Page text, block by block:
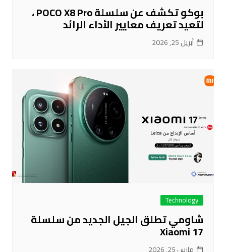
بوكو تكشف عن سلسلة POCO X8 Pro ،
لتعيد تعريف معايير الأداء الرائد
أبريل 25, 2026
Technology
شاومي تطلق الجيل الجديد من سلسلة
Xiaomi 17